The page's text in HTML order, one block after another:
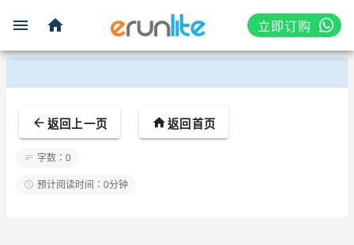
立即订购
返回上一页 返回首页
字数：0
预计阅读时间：0分钟